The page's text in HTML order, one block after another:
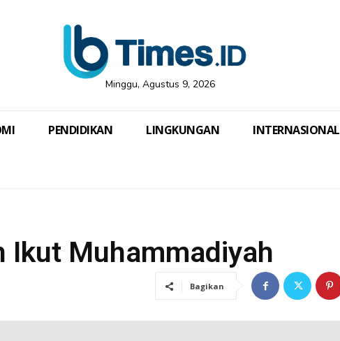
Minggu, Agustus 9, 2026
PENDIDIKAN LINGKUNGAN INTERNASIONAL
Ikut Muhammadiyah
Bagikan